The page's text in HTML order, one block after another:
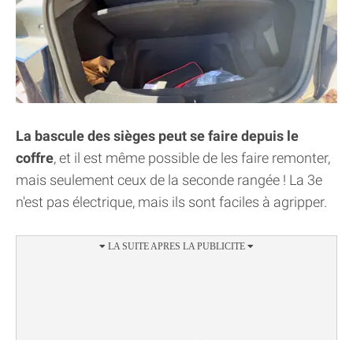
La bascule des sièges peut se faire depuis le
coffre, et il est même possible de les faire remonter,
mais seulement ceux de la seconde rangée ! La 3e
n'est pas électrique, mais ils sont faciles à agripper.